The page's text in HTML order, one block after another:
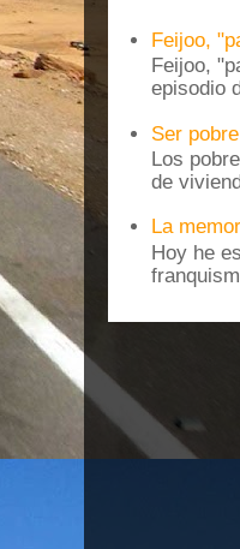
Feijoo,
Feijoo,
episodio
Ser
Los
de
La
Hoy he